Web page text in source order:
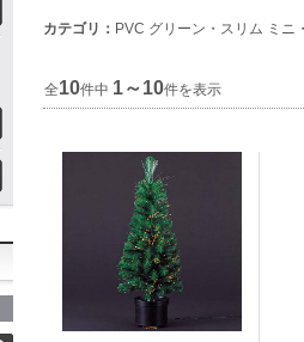
カテゴリ： PVC グリーン・スリム ミニ
全10件中 1～10件を表示